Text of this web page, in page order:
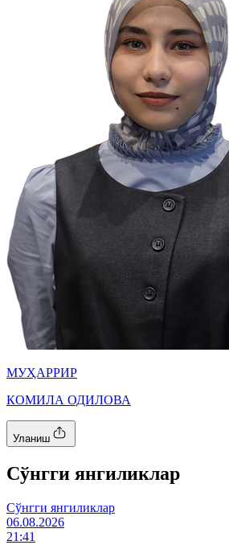
МУҲАРРИР
КОМИЛА ОДИЛОВА
Уланиш
Cўнгги янгиликлар
Cўнгги янгиликлар
06.08.2026
21:41